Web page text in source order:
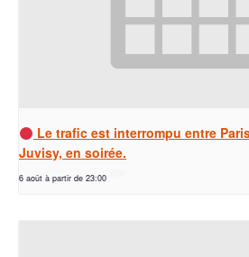
Le trafic est interrompu entre
Juvisy, en soirée.
6 août à partir de 23:00